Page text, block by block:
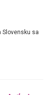
Slovensku sa